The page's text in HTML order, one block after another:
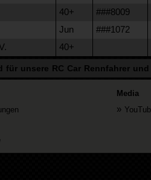
40+ ###8009
Jun ###1072
40+
für unsere RC Car Rennfahrer
Media
»